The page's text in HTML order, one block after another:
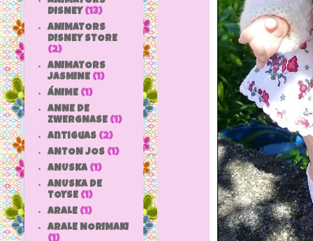
DISNEY (13)
ANIMATORS
DISNEY STORE
(2)
ANIMATORS
JASMINE (1)
ÁNIME (1)
ANNE DE
ZWERGNASE (1)
antiguas (2)
ANTON JOS (1)
ANUSKA (1)
ANUSKA DE
TOYSE (1)
ARALE (1)
ARALE NORIMAKI
(1)